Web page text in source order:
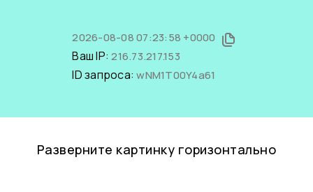
2026-08-08 07:23:58 +0000
Ваш IP:216.73.217.153
ID запроса:wNM1T00Y4a61
Разверните картинку горизонтально